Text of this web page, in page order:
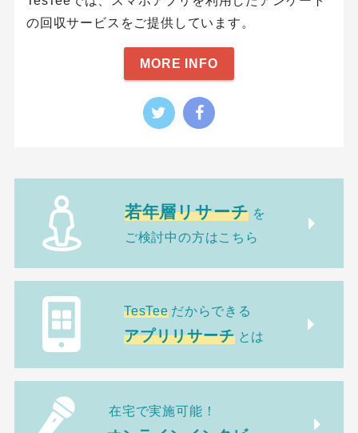
の回収サービスをご提供しています。
MORE INFO
若年層リサーチ を
ご検討中の方はこちら
TesTee だからできる
アプリリサーチ とは
在宅で実施可能！